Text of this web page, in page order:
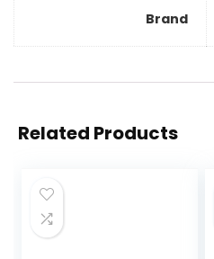
Brand
Related Products